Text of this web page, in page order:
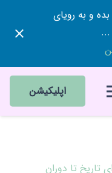
روز قورت بده و به رویای
اپلیکیشن
تاریخ تا دوران